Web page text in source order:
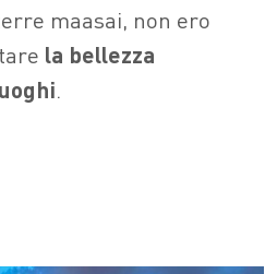
maasai, non ero
la bellezza
.